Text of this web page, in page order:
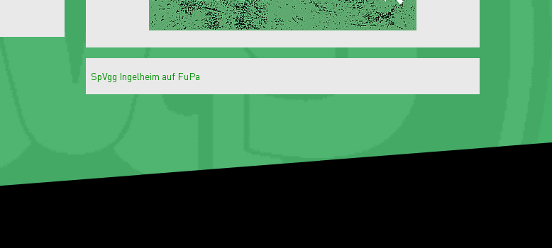
SpVgg Ingelheim auf FuPa